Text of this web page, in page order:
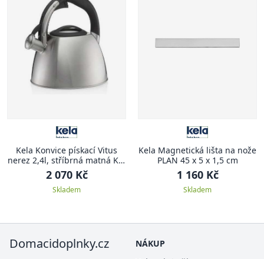
Kela Konvice pískací Vitus
nerez 2,4l, stříbrná matná KL-
12078
2 070 Kč
Skladem
Kela Magnetická lišta na nože
PLAN 45 x 5 x 1,5 cm
1 160 Kč
Skladem
Domacidoplnky.cz
NÁKUP